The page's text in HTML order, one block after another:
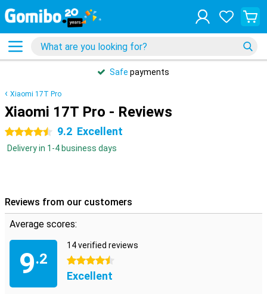
Safe payments
Xiaomi 17T Pro
Xiaomi 17T Pro - Reviews
4.5 stars 9.2 Excellent
Delivery in 1-4 business days
Reviews from our customers
Average scores:
9.2
14 verified reviews
4.5 stars
Excellent